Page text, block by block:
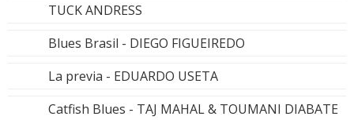
TUCK ANDRESS
Blues Brasil - DIEGO FIGUEIREDO
La previa - EDUARDO USETA
Catfish Blues - TAJ MAHAL & TOUMANI DIABATE